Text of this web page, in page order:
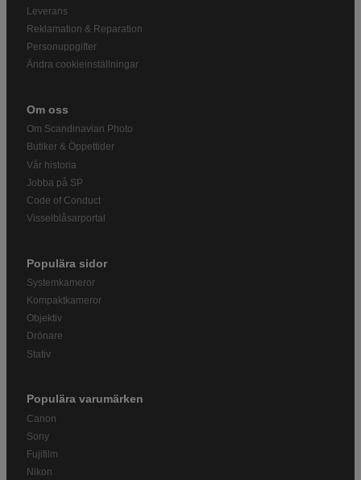
Leverans
Reklamation & Reparation
Personuppgifter
Ändra cookieinställningar
Om oss
Om Scandinavian Photo
Butiker & Öppettider
Vår historia
Jobba på SP
Code of Conduct
Visselblåsarportal
Populära sidor
Systemkameror
Kompaktkameror
Objektiv
Drönare
Stativ
Populära varumärken
Canon
Sony
Fujifilm
Nikon